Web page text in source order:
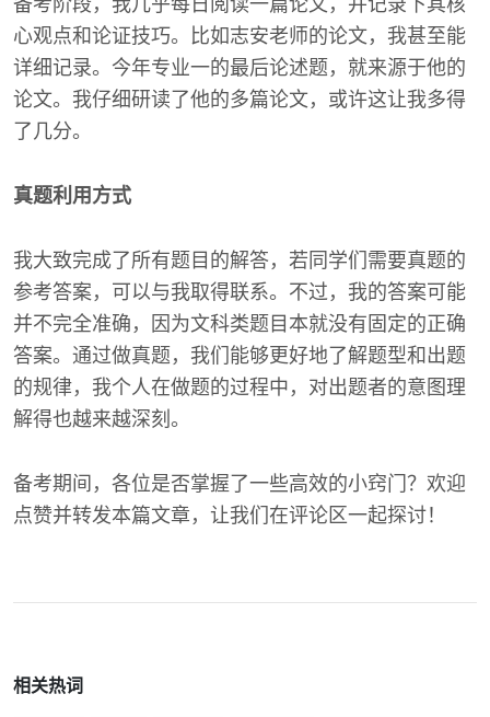
备考阶段，我几乎每日阅读一篇论文，并记录下其核
心观点和论证技巧。比如志安老师的论文，我甚至能
详细记录。今年专业一的最后论述题，就来源于他的
论文。我仔细研读了他的多篇论文，或许这让我多得
了几分。
真题利用方式
我大致完成了所有题目的解答，若同学们需要真题的
参考答案，可以与我取得联系。不过，我的答案可能
并不完全准确，因为文科类题目本就没有固定的正确
答案。通过做真题，我们能够更好地了解题型和出题
的规律，我个人在做题的过程中，对出题者的意图理
解得也越来越深刻。
备考期间，各位是否掌握了一些高效的小窍门？欢迎
点赞并转发本篇文章，让我们在评论区一起探讨！
相关热词